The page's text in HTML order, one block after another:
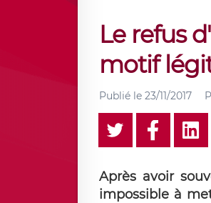
Le refus
motif
Publié le 23/11/2017
Après avoir
impossible à